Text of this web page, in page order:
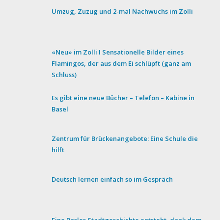
Umzug, Zuzug und 2-mal Nachwuchs im Zolli
«Neu» im Zolli I Sensationelle Bilder eines
Flamingos, der aus dem Ei schlüpft (ganz am
Schluss)
Es gibt eine neue Bücher – Telefon – Kabine in
Basel
Zentrum für Brückenangebote: Eine Schule die
hilft
Deutsch lernen einfach so im Gespräch